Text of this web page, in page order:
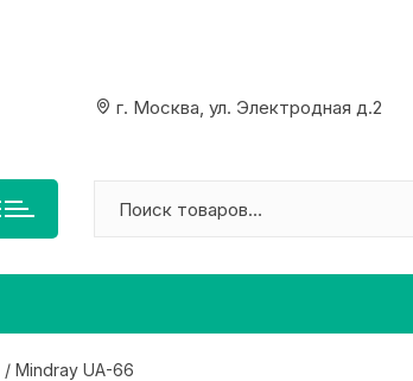
г. Москва, ул. Электродная д.2
/ Mindray UA-66